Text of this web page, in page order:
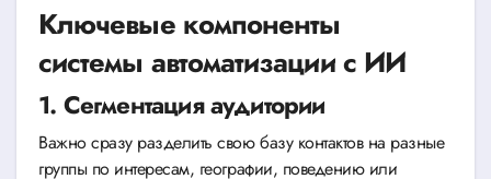
Ключевые компоненты
системы автоматизации с ИИ
1. Сегментация аудитории
Важно сразу разделить свою базу контактов на разные
группы по интересам, географии, поведению или